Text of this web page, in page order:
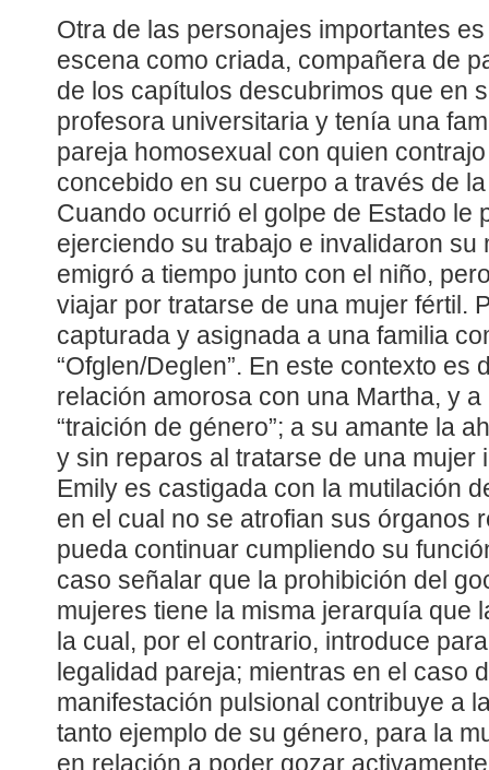
Otra de las personajes importantes
escena como criada, compañera de
de los capítulos descubrimos que en
profesora universitaria y tenía una
pareja homosexual con quien
concebido en su cuerpo a través de
Cuando ocurrió el golpe de Estado le
ejerciendo su trabajo e invalidaron su
emigró a tiempo junto con el niño,
viajar por tratarse de una mujer fértil.
capturada y asignada a una familia
“Ofglen/Deglen”. En este contexto es
relación amorosa con una Martha, y
“traición de género”; a su amante la
y sin reparos al tratarse de una mujer
Emily es castigada con la mutilación
en el cual no se atrofian sus órganos
pueda continuar cumpliendo su
caso señalar que la prohibición del
mujeres tiene la misma jerarquía que
la cual, por el contrario, introduce
legalidad pareja; mientras en el caso
manifestación pulsional contribuye a
tanto ejemplo de su género, para la
en relación a poder gozar